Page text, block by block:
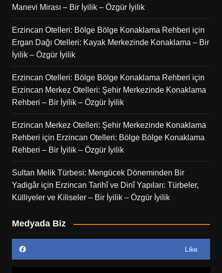
Manevi Mirası – Bir İyilik – Özgür İyilik
Erzincan Otelleri: Bölge Bölge Konaklama Rehberi için
Ergan Dağı Otelleri: Kayak Merkezinde Konaklama – Bir
İyilik – Özgür İyilik
Erzincan Otelleri: Bölge Bölge Konaklama Rehberi için
Erzincan Merkez Otelleri: Şehir Merkezinde Konaklama
Rehberi – Bir İyilik – Özgür İyilik
Erzincan Merkez Otelleri: Şehir Merkezinde Konaklama
Rehberi için Erzincan Otelleri: Bölge Bölge Konaklama
Rehberi – Bir İyilik – Özgür İyilik
Sultan Melik Türbesi: Mengücek Döneminden Bir
Yadigâriçin Erzincan Tarihî ve Dinî Yapıları: Türbeler,
Külliyeler ve Kiliseler – Bir İyilik – Özgür İyilik
Medyada Biz
Like